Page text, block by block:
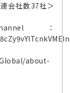
会社数37社＞
：
about-